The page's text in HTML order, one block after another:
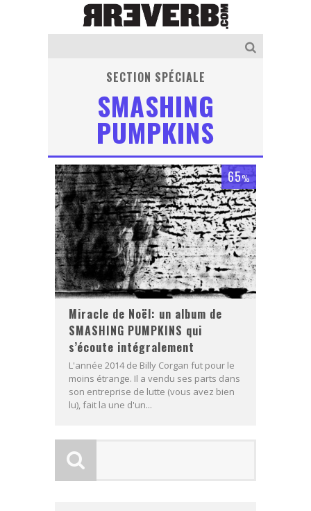
SECTION SPÉCIALE
SMASHING
PUMPKINS
65%
Miracle de Noël: un album de
SMASHING PUMPKINS qui
s’écoute intégralement
L'année 2014 de Billy Corgan fut pour le
moins étrange. Il a vendu ses parts dans
son entreprise de lutte (vous avez bien
lu), fait la une d'un...